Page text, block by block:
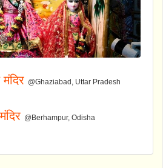
@Ghaziabad, Uttar Pradesh
@Berhampur, Odisha